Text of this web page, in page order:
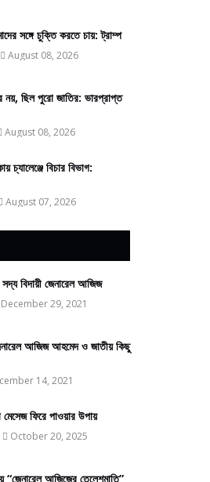
সঙ্গে চুক্তি করতে চায়: ট্রাম্প
August 08, 2026
ছিল পুরো জাতির: ভারপ্রাপ্ত
August 08, 2026
চ্যালেঞ্জে বিচার বিভাগ:
August 07, 2026
বিদায়ী জেনারেল আজিজ
December 29, 2021
আজিজ আহমেদ ও জাতীয় কিছু
14, 2021
মেসেজ ফিরে পাওয়ার উপায়
October 20, 2025
“জেনারেল আজিজের তেলেশমাতি”